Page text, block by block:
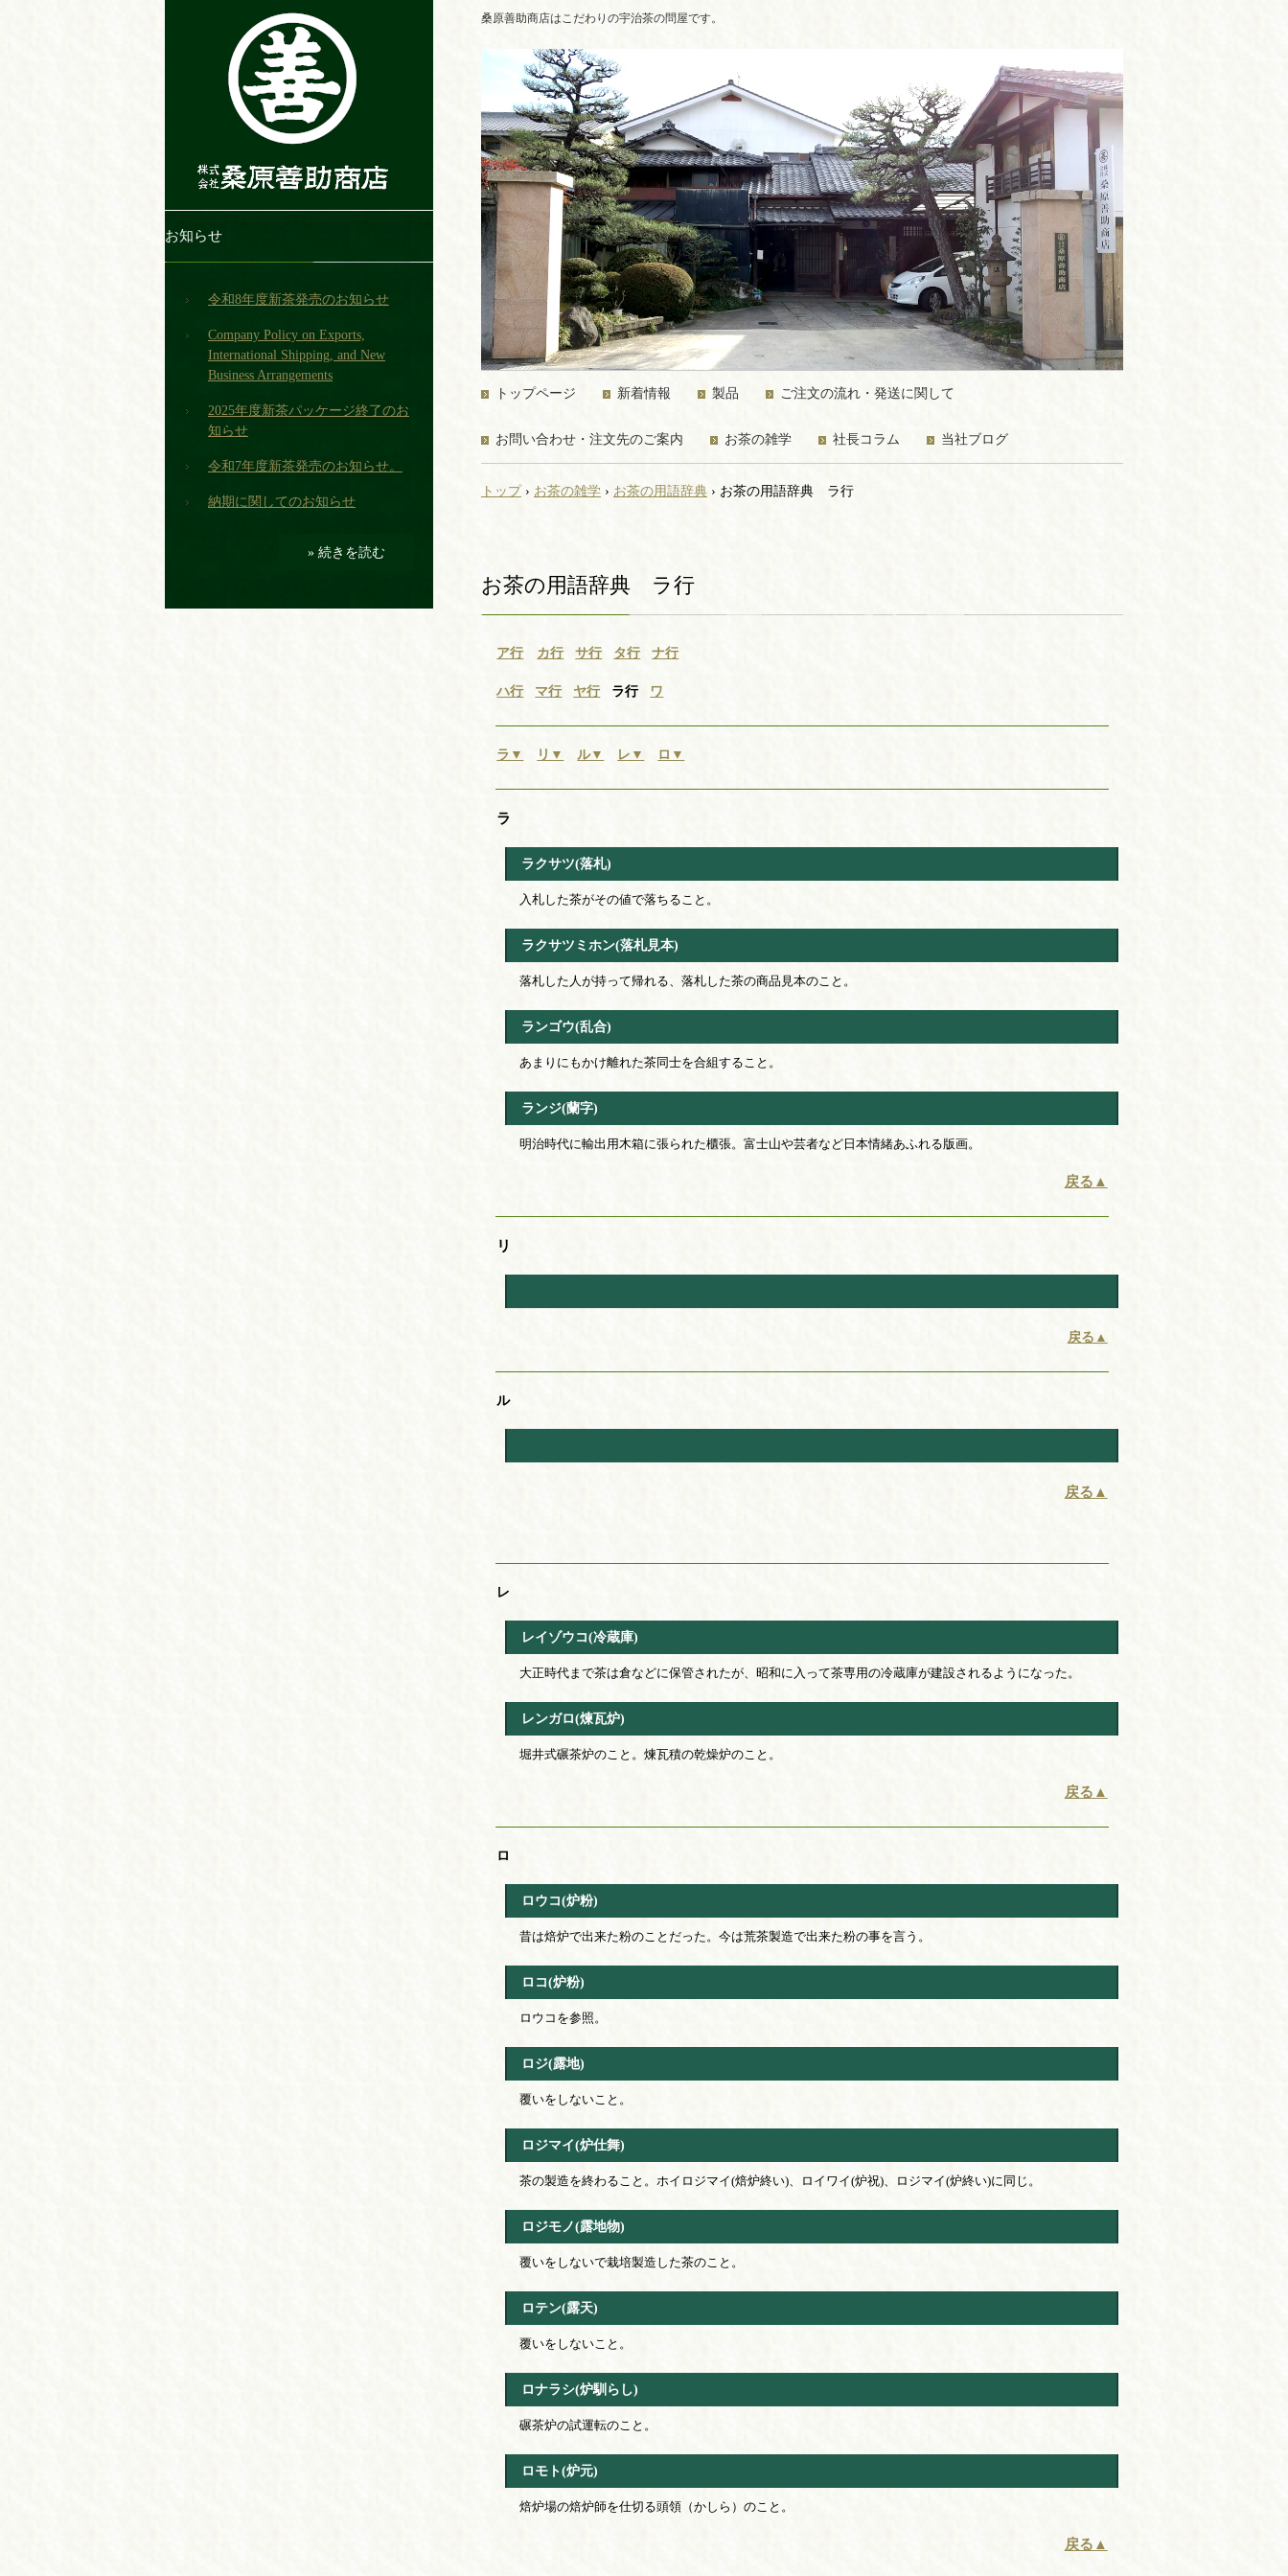
桑原善助商店はこだわりの宇治茶の問屋です。
トップページ 新着情報 製品 ご注文の流れ・発送に関して
お問い合わせ・注文先のご案内 お茶の雑学 社長コラム 当社ブログ
トップ › お茶の雑学 › お茶の用語辞典 › お茶の用語辞典 ラ行
お茶の用語辞典 ラ行
ア行 カ行 サ行 タ行 ナ行
ハ行 マ行 ヤ行 ラ行 ワ
ラ▼ リ▼ ル▼ レ▼ ロ▼
ラ
ラクサツ(落札)
入札した茶がその値で落ちること。
ラクサツミホン(落札見本)
落札した人が持って帰れる、落札した茶の商品見本のこと。
ランゴウ(乱合)
あまりにもかけ離れた茶同士を合組すること。
ランジ(蘭字)
明治時代に輸出用木箱に張られた櫃張。富士山や芸者など日本情緒あふれる版画。
戻る▲
リ
戻る▲
ル
戻る▲
レ
レイゾウコ(冷蔵庫)
大正時代まで茶は倉などに保管されたが、昭和に入って茶専用の冷蔵庫が建設されるようになった。
レンガロ(煉瓦炉)
堀井式碾茶炉のこと。煉瓦積の乾燥炉のこと。
戻る▲
ロ
ロウコ(炉粉)
昔は焙炉で出来た粉のことだった。今は荒茶製造で出来た粉の事を言う。
ロコ(炉粉)
ロウコを参照。
ロジ(露地)
覆いをしないこと。
ロジマイ(炉仕舞)
茶の製造を終わること。ホイロジマイ(焙炉終い)、ロイワイ(炉祝)、ロジマイ(炉終い)に同じ。
ロジモノ(露地物)
覆いをしないで栽培製造した茶のこと。
ロテン(露天)
覆いをしないこと。
ロナラシ(炉馴らし)
碾茶炉の試運転のこと。
ロモト(炉元)
焙炉場の焙炉師を仕切る頭領（かしら）のこと。
戻る▲
お知らせ
令和8年度新茶発売のお知らせ
Company Policy on Exports,
International Shipping, and New
Business Arrangements
2025年度新茶パッケージ終了のお
知らせ
令和7年度新茶発売のお知らせ。
納期に関してのお知らせ
» 続きを読む